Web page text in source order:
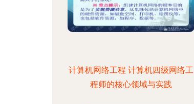
计算机网络工程 计算机四级网络工
程师的核心领域与实践